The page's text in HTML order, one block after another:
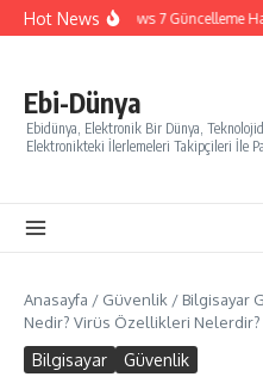
İçeriğe atla
Hot NewsWindows 7 Güncelleme
Ebi-Dünya
Ebidünya, Elektronik Bir Dünya,
Elektronikteki İlerlemeleri Takipçileri İle
Anasayfa / Güvenlik / Bilgisayar
Nedir? Virüs Özellikleri Nelerdir?
Bilgisayar Güvenlik